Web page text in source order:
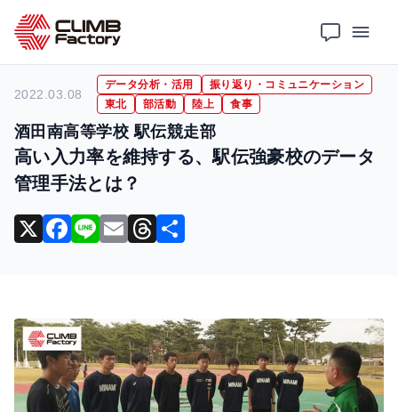
ホーム 導入事例 高い入力率を維持する、駅伝強豪校のデータ管理手法とは？
酒田南高等学校 駅伝競走部
2022.03.08
データ分析・活用
振り返り・コミュニケーション
東北
部活動 陸上 食事
高い入力率を維持する、駅伝強豪校のデータ
管理手法とは？
X F
e
b
o
o
Li E
l
T
a
d
s